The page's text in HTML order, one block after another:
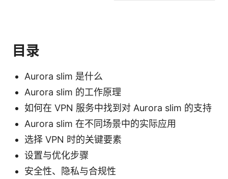
目录
Aurora slim 是什么
Aurora slim 的工作原理
如何在 VPN 服务中找到对 Aurora slim 的支持
Aurora slim 在不同场景中的实际应用
选择 VPN 时的关键要素
设置与优化步骤
安全性、隐私与合规性